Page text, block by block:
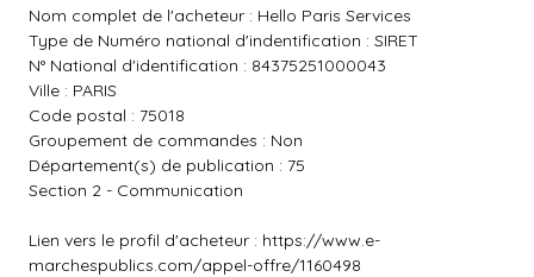
Nom complet de l'acheteur : Hello Paris Services
Type de Numéro national d'indentification : SIRET
N° National d'identification : 84375251000043
Ville : PARIS
Code postal : 75018
Groupement de commandes : Non
Département(s) de publication : 75
Section 2 - Communication
Lien vers le profil d'acheteur : https://www.e-
marchespublics.com/appel-offre/1160498